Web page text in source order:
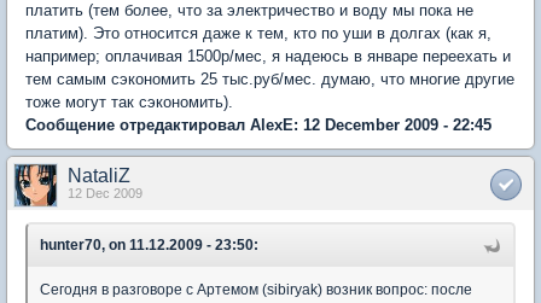
платить (тем более, что за электричество и воду мы пока не
платим). Это относится даже к тем, кто по уши в долгах (как я,
например; оплачивая 1500р/мес, я надеюсь в январе переехать и
тем самым сэкономить 25 тыс.руб/мес. думаю, что многие другие
тоже могут так сэкономить).
Сообщение отредактировал AlexE: 12 December 2009 - 22:45
NataliZ
12 Dec 2009
hunter70, on 11.12.2009 - 23:50:
Сегодня в разговоре с Артемом (sibiryak) возник вопрос: после